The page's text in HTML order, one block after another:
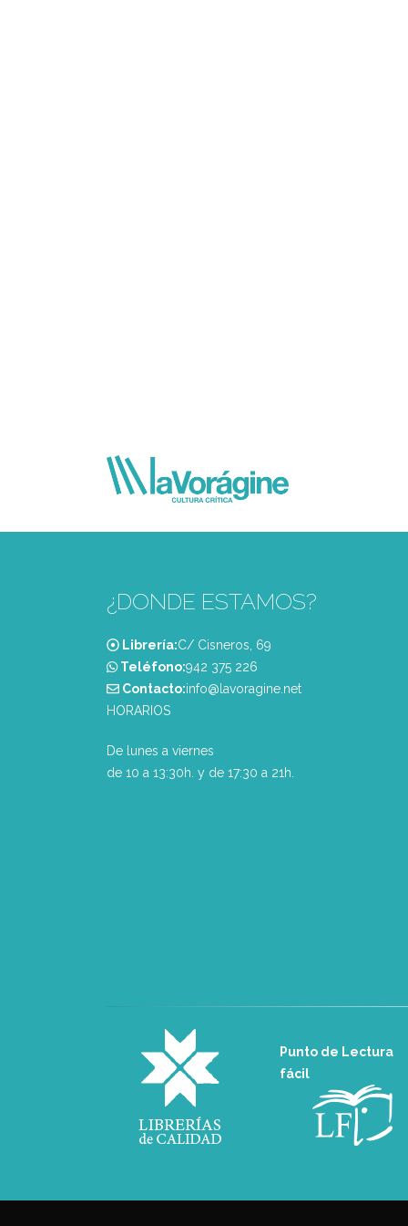
¿DONDE ESTAMOS?
Librería:C/ Cisneros, 69
Teléfono:‭942 375 226‬
Contacto:info@lavoragine.net
HORARIOS
De lunes a viernes
de 10 a 13:30h. y de 17:30 a 21h.
Punto de Lectura
fácil